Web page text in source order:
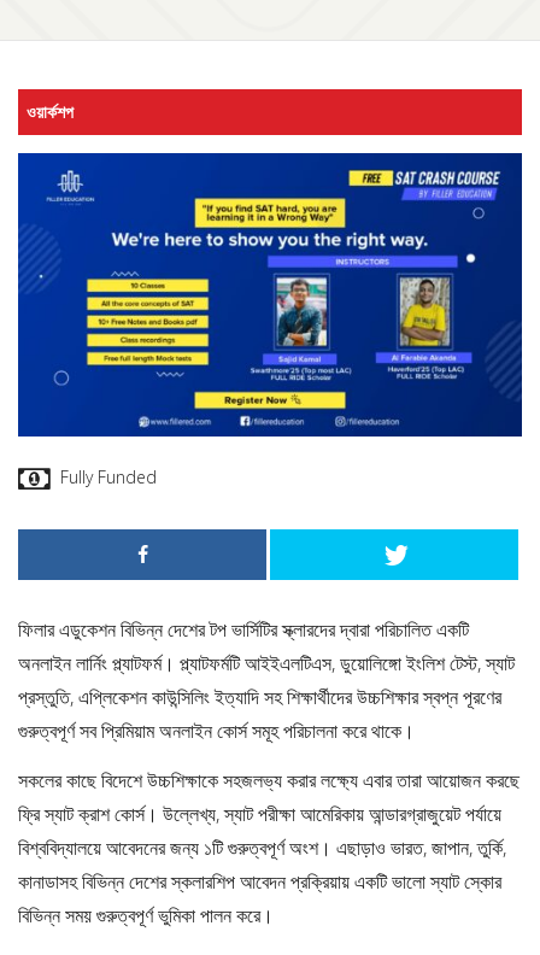
ওয়ার্কশপ
Fully Funded
ফিলার এডুকেশন বিভিন্ন দেশের টপ ভার্সিটির স্ক্লারদের দ্বারা পরিচালিত একটি
অনলাইন লার্নিং প্ল্যাটফর্ম। প্ল্যাটফর্মটি আইইএলটিএস, ডুয়োলিঙ্গো ইংলিশ টেস্ট, স্যাট
প্রস্তুতি, এপ্লিকেশন কাউন্সিলিং ইত্যাদি সহ শিক্ষার্থীদের উচ্চশিক্ষার স্বপ্ন পূরণের
গুরুত্বপূর্ণ সব প্রিমিয়াম অনলাইন কোর্স সমূহ পরিচালনা করে থাকে।
সকলের কাছে বিদেশে উচ্চশিক্ষাকে সহজলভ্য করার লক্ষ্যে এবার তারা আয়োজন করছে
ফ্রি স্যাট ক্রাশ কোর্স। উল্লেখ্য, স্যাট পরীক্ষা আমেরিকায় আন্ডারগ্রাজুয়েট পর্যায়ে
বিশ্ববিদ্যালয়ে আবেদনের জন্য ১টি গুরুত্বপূর্ণ অংশ। এছাড়াও ভারত, জাপান, তুর্কি,
কানাডাসহ বিভিন্ন দেশের স্কলারশিপ আবেদন প্রক্রিয়ায় একটি ভালো স্যাট স্কোর
বিভিন্ন সময় গুরুত্বপূর্ণ ভুমিকা পালন করে।